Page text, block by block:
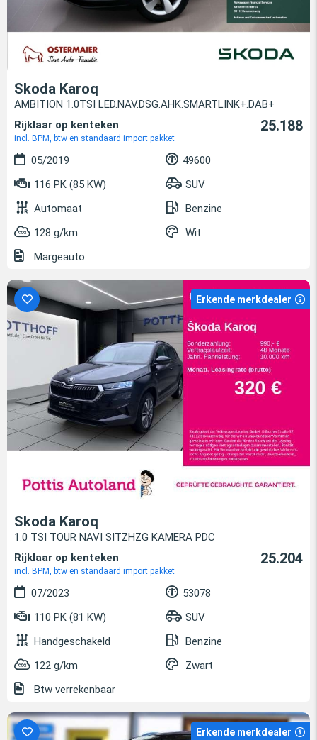
Skoda Karoq
AMBITION 1.0TSI LED.NAV.DSG.AHK.SMARTLINK+.DAB+
Rijklaar op kenteken
incl. BPM, btw en standaard import pakket
25.188
05/2019
49600
116 PK (85 KW)
SUV
Automaat
Benzine
128 g/km
Wit
Margeauto
Erkende merkdealer
Skoda Karoq
1.0 TSI TOUR NAVI SITZHZG KAMERA PDC
Rijklaar op kenteken
incl. BPM, btw en standaard import pakket
25.204
07/2023
53078
110 PK (81 KW)
SUV
Handgeschakeld
Benzine
122 g/km
Zwart
Btw verrekenbaar
Erkende merkdealer